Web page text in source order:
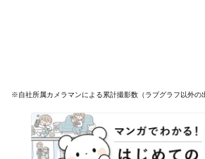
※自社所属カメラマンによる累計撮影数（ラブグラフ以外の